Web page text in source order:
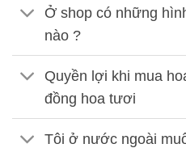
Ở shop có những
nào ?
Quyền lợi khi mua
đồng hoa tươi
Tôi ở nước ngoài